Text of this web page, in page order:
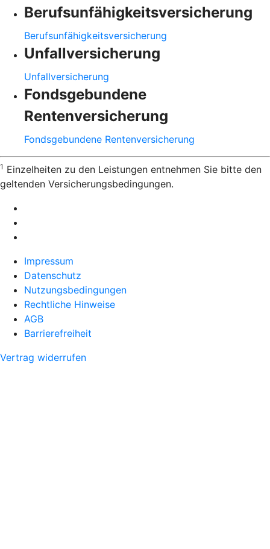
Berufsunfähigkeitsversicherung
Berufsunfähigkeitsversicherung
Unfallversicherung
Unfallversicherung
Fondsgebundene
Rentenversicherung
Fondsgebundene Rentenversicherung
1 Einzelheiten zu den Leistungen entnehmen Sie bitte den
geltenden Versicherungsbedingungen.
Impressum
Datenschutz
Nutzungsbedingungen
Rechtliche Hinweise
AGB
Barrierefreiheit
Vertrag widerrufen